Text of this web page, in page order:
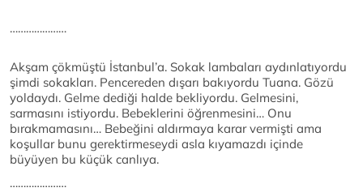
…………………
Akşam çökmüştü İstanbul’a. Sokak lambaları aydınlatıyordu
şimdi sokakları. Pencereden dışarı bakıyordu Tuana. Gözü
yoldaydı. Gelme dediği halde bekliyordu. Gelmesini,
sarmasını istiyordu. Bebeklerini öğrenmesini… Onu
bırakmamasını… Bebeğini aldırmaya karar vermişti ama
koşullar bunu gerektirmeseydi asla kıyamazdı içinde
büyüyen bu küçük canlıya.
…………………